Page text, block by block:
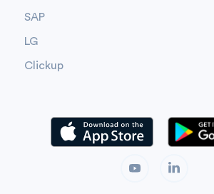
SAP
LG
Clickup